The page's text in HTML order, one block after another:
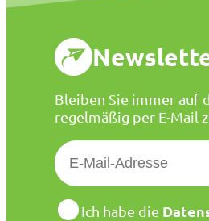
Bleiben Sie immer auf
regelmäßig per E-Mail
E
-
M
a
D
Ich habe die